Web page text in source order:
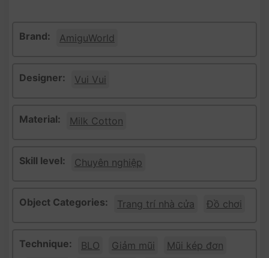
Brand: AmiguWorld
Designer: Vui Vui
Material: Milk Cotton
Skill level: Chuyên nghiệp
Object Categories: Trang trí nhà cửa Đồ chơi
Technique: BLO Giảm mũi
Mũi kép đơn